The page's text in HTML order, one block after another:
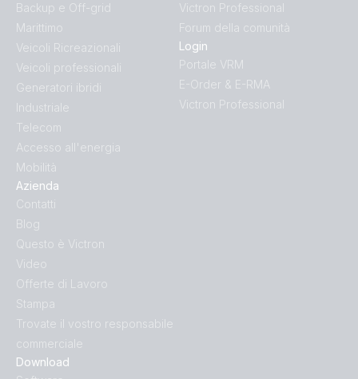
Download
Backup e Off-grid
Marittimo
Veicoli Ricreazionali
Veicoli professionali
Generatori ibridi
Industriale
Telecom
Accesso all'energia
Mobilità
Azienda
Contatti
Blog
Questo è Victron
Video
Offerte di Lavoro
Stampa
Trovate il vostro responsabile
commerciale
Victron Professional
Forum della comunità
Login
Portale VRM
E-Order & E-RMA
Victron Professional